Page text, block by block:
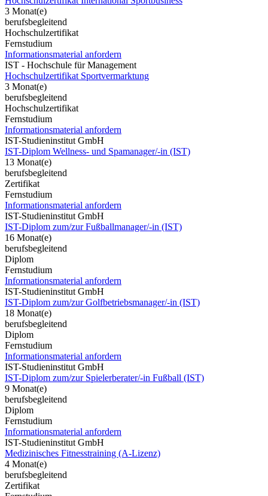
3 Monat(e)
berufsbegleitend
Hochschulzertifikat
Fernstudium
Informationsmaterial anfordern
IST - Hochschule für Management
Hochschulzertifikat Sportvermarktung
3 Monat(e)
berufsbegleitend
Hochschulzertifikat
Fernstudium
Informationsmaterial anfordern
IST-Studieninstitut GmbH
IST-Diplom Wellness- und Spamanager/-in (IST)
13 Monat(e)
berufsbegleitend
Zertifikat
Fernstudium
Informationsmaterial anfordern
IST-Studieninstitut GmbH
IST-Diplom zum/zur Fußballmanager/-in (IST)
16 Monat(e)
berufsbegleitend
Diplom
Fernstudium
Informationsmaterial anfordern
IST-Studieninstitut GmbH
IST-Diplom zum/zur Golfbetriebsmanager/-in (IST)
18 Monat(e)
berufsbegleitend
Diplom
Fernstudium
Informationsmaterial anfordern
IST-Studieninstitut GmbH
IST-Diplom zum/zur Spielerberater/-in Fußball (IST)
9 Monat(e)
berufsbegleitend
Diplom
Fernstudium
Informationsmaterial anfordern
IST-Studieninstitut GmbH
Medizinisches Fitnesstraining (A-Lizenz)
4 Monat(e)
berufsbegleitend
Zertifikat